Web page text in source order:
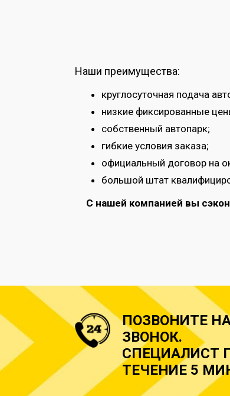
Наши преимущества:
круглосуточная подача
низкие фиксированные
собственный автопарк;
гибкие условия заказа;
официальный договор на
большой штат
С нашей компанией вы
ПОЗВОНИТЕ
ЗВОНОК.
СПЕЦИАЛИСТ
ТЕЧЕНИЕ 5